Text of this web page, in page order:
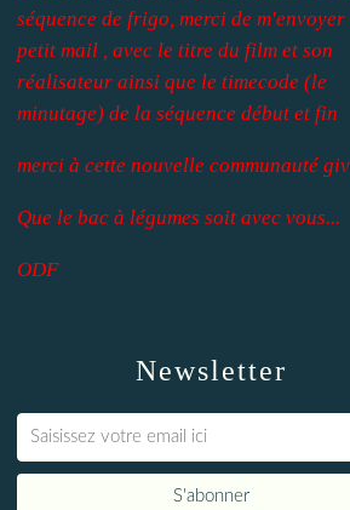
Newsletter
séquence de frigo, merci de m'envoyer
petit mail , avec le titre du film et son
réalisateur ainsi que le timecode (le
minutage) de la séquence début et fin
merci à cette nouvelle communauté
Que le bac à légumes soit avec vous...
ODF